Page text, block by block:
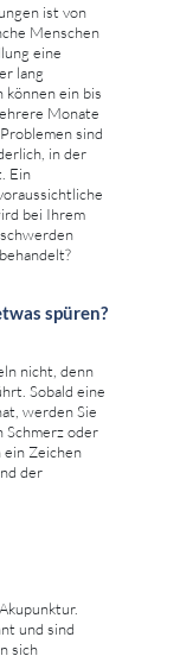
ist von
Menschen
eine
lang
können ein bis
Monate
sind
in der
Ein
bei Ihrem
spüren?
nicht, denn
Sobald eine
werden Sie
Schmerz oder
ein Zeichen
der
und sind
sich